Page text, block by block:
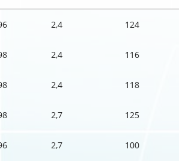
2,4 124
2,4 116
2,4 118
2,7 125
2,7 100